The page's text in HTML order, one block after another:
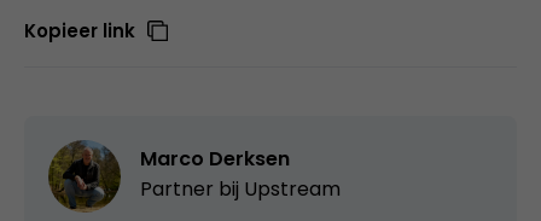
Kopieer link
Marco Derksen
Partner bij Upstream